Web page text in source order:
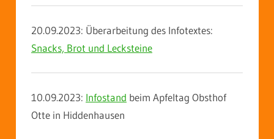
20.09.2023: Überarbeitung des Infotextes:
Snacks, Brot und Lecksteine
10.09.2023: Infostand beim Apfeltag Obsthof
Otte in Hiddenhausen